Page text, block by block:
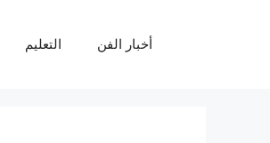
أخبار الفن التعليم